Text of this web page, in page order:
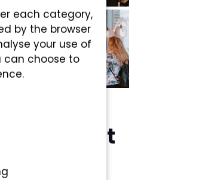
each category,
by the browser
your use of
can choose to
szabott